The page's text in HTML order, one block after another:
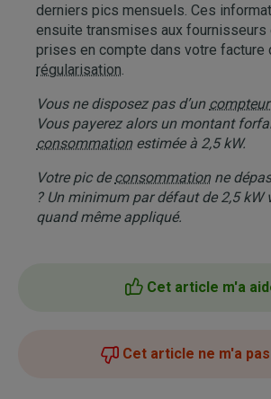
derniers pics mensuels. Ces
ensuite transmises aux fournisseurs
prises en compte dans votre facture
régularisation.
Vous ne disposez pas d’un
Vous payerez alors un montant
consommationestimée à 2,5 kW.
Votre pic de consommationne
? Un minimum par défaut de 2,5 kW
quand même appliqué.
Cet article m'a
Cet article ne m'a